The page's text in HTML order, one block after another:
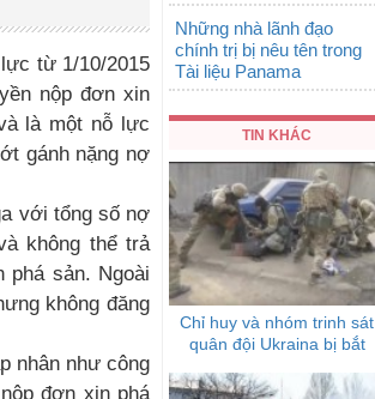
từ 1/10/2015
nộp đơn xin
là một nỗ lực
gánh nặng nợ
với tổng số nợ
không thể trả
sản. Ngoài
không đăng
nhân như công
đơn xin phá
Những nhà lãnh đạo
chính trị bị nêu tên trong
Tài liệu Panama
TIN KHÁC
Chỉ huy và nhóm trinh sát
quân đội Ukraina bị bắt